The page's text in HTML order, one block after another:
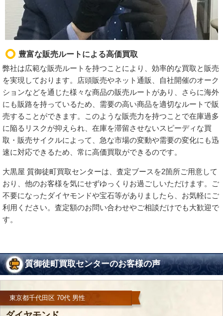
豊富な販売ルートによる高価買取
弊社は広範な販売ルートを持つことにより、効率的な買取と販売
を実現しております。店頭販売やネット通販、自社開催のオーク
ションなどを通じた様々な商品の販売ルートがあり、さらに海外
にも販路を持っているため、需要の高い商品を適切なルートで販
売することができます。このような販売力を持つことで在庫過多
に陥るリスクが抑えられ、在庫を滞留させないスピーディな買
取・販売サイクルによって、急な市場の変動や需要の変化にも迅
速に対応できるため、常に高価買取ができるのです。
大黒屋 質御徒町買取センターは、査定ブースを2箇所ご用意して
おり、他のお客様を気にせずゆっくりお過ごしいただけます。ご
不要になったダイヤモンドや宝石等がありましたら、お気軽にご
利用ください。査定額のお問い合わせやご相談だけでも大歓迎で
す。
質御徒町買取センターのお客様の声
東京都千代田区 70代 男性